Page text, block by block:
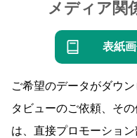
メディア関
表紙
ご希望のデータがダウ
タビューのご依頼、そ
は、直接プロモーション